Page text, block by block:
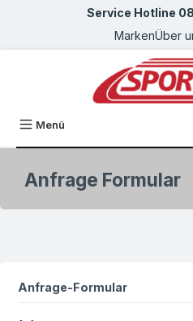
Zum Hauptinhalt springenService Hotline
MarkenÜber
Menü
Anfrage Formular
Anfrage-Formular